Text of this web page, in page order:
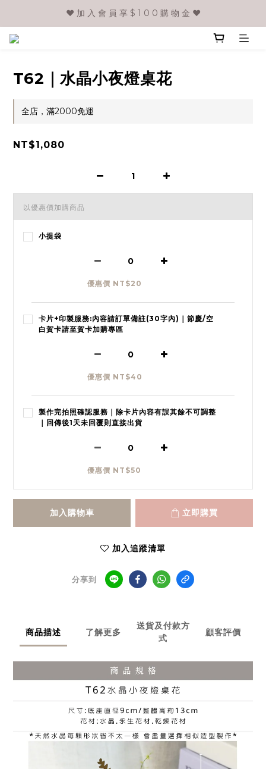
❤️ 加 入 會 員 享 $ 1 0 0 購 物 金 ❤️
T62｜水晶小夜燈桌花
全店，滿2000免運
NT$1,080
以優惠價加購商品
小提袋
優惠價 NT$20
卡片+印製服務:內容請訂單備註(30字內)｜節慶/空
白賀卡請至賀卡加購專區
優惠價 NT$40
製作完拍照確認服務｜除卡片內容有誤其餘不可調整
｜回傳後1天未回覆則直接出貨
優惠價 NT$50
加入購物車 立即購買
加入追蹤清單
分享到
商品描述 了解更多
送貨及付款方
式
顧客評價